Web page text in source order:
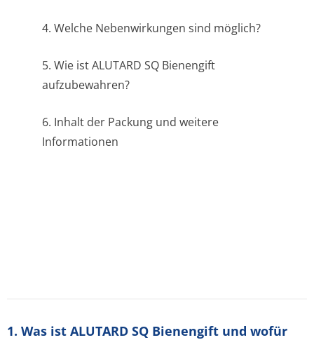
4. Welche Nebenwirkungen sind möglich?
5. Wie ist ALUTARD SQ Bienengift
aufzubewahren?
6. Inhalt der Packung und weitere
Informationen
1. Was ist ALUTARD SQ Bienengift und wofür